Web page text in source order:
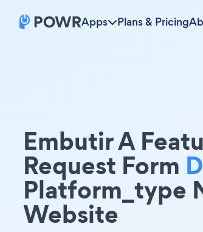
Apps Plans & Pricing
Embutir A
Request Form
Platform_type
Website